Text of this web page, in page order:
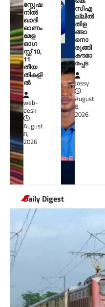
സ്റ്റേഷ
നിൽ
ഖാദി
ഓണം
മേള
ഓഗ
സ്റ്റ് 10,
11
തീയ
തികളി
ല്‍
web-
desk
August
8,
2026
സിഎ
ല്ലിൽ
തിള
ങ്ങാ
നൊ
രുങ്ങി
കൗമാ
രപ്പട
Jossy
August
8,
2026
Daily Digest